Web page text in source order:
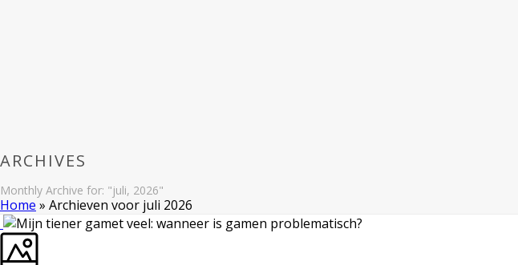
ARCHIVES
Monthly Archive for: "juli, 2026"
Home » Archieven voor juli 2026